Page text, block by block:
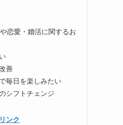
恋愛・婚活に関するお
善
毎日を楽しみたい
シフトチェンジ
ンク